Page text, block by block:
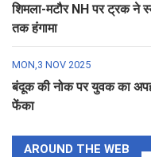
शिमला-मटौर NH पर ट्रक ने
तक हंगामा
MON,3 NOV 2025
बंदूक की नोक पर युवक का
फेंका
AROUND THE WEB